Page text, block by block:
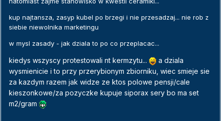
kup najtansza, zasyp kubel po brzegi i nie przesadzaj... nie rob z
siebie niewolnika marketingu
w mysl zasady - jak dziala to po co przeplacac...
kiedys wszyscy protestowali nt kermzytu...
a dziala
wysmienicie i to przy przerybionym zbiorniku, wiec smieje sie
za kazdym razem jak widze ze ktos polowe pensji/cale
kieszonkowe/za pozyczke kupuje siporax sery bo ma set
m2/gram